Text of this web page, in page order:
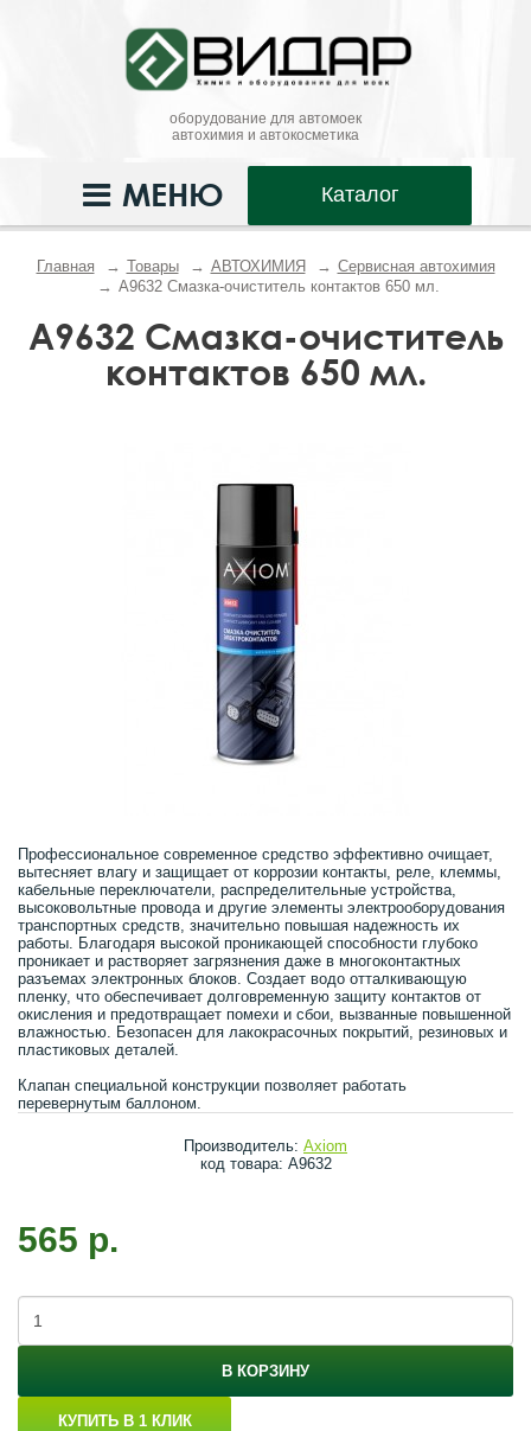
оборудование для автомоек
автохимия и автокосметика
Каталог
МЕНЮ
Главная Товары АВТОХИМИЯ
Сервисная автохимия
A9632 Смазка-очиститель контактов 650 мл.
A9632 Смазка-очиститель
контактов 650 мл.
Профессиональное современное средство эффективно очищает,
вытесняет влагу и защищает от коррозии контакты, реле, клеммы,
кабельные переключатели, распределительные устройства,
высоковольтные провода и другие элементы электрооборудования
транспортных средств, значительно повышая надежность их
работы. Благодаря высокой проникающей способности глубоко
проникает и растворяет загрязнения даже в многоконтактных
разъемах электронных блоков. Создает водо отталкивающую
пленку, что обеспечивает долговременную защиту контактов от
окисления и предотвращает помехи и сбои, вызванные повышенной
влажностью. Безопасен для лакокрасочных покрытий, резиновых и
пластиковых деталей.
Клапан специальной конструкции позволяет работать
перевернутым баллоном.
Производитель: Axiom
код товара: A9632
565 р.
В КОРЗИНУ
КУПИТЬ В 1 КЛИК